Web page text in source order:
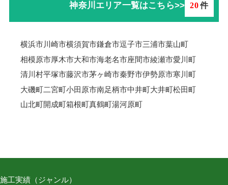
神奈川エリア一覧はこちら>> 20件
横浜市川崎市横須賀市鎌倉市逗子市三浦市葉山町
相模原市厚木市大和市海老名市座間市綾瀬市愛川町
清川村平塚市藤沢市茅ヶ崎市秦野市伊勢原市寒川町
大磯町二宮町小田原市南足柄市中井町大井町松田町
山北町開成町箱根町真鶴町湯河原町
施工実績（ジャンル）